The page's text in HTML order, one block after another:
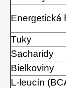
Energetická
Tuky
Sacharidy
Bielkoviny
L-leucín